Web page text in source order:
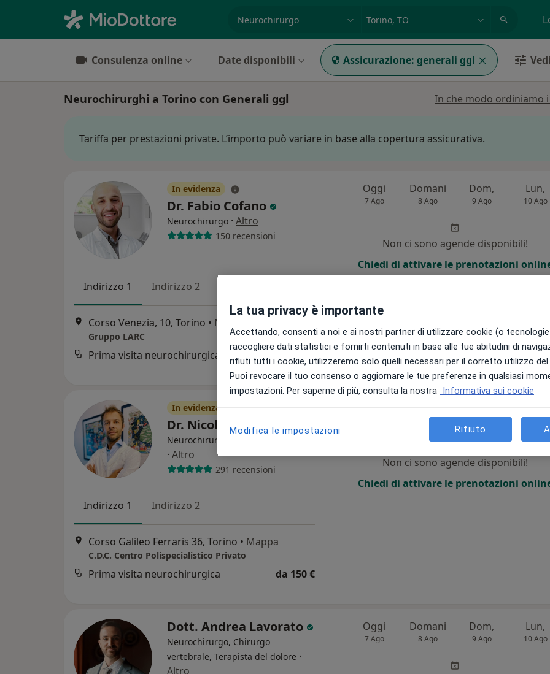
Consulenza online Date disponibili Assicurazione: generali ggl
Neurochirurghi a Torino con Generali ggl In che modo ordiniamo
Tariffa per prestazioni private. L’importo può variare in base alla copertura assicurativa.
In evidenza
Dr. Fabio Cofano
Neurochirurgo · Altro
150 recensioni
Indirizzo 1 Indirizzo 2
Corso Venezia, 10, Torino • Mappa
Gruppo LARC
Prima visita neurochirurgica da 170 €
Oggi
7 Ago
Domani
8 Ago
Dom,
9 Ago
Lun,
10 Ago
Non ci sono agende disponibili!
Chiedi di attivare le prenotazioni
In evidenza
Dr. Nicola Marengo
Neurochirurgo, Chirurgo vertebrale
· Altro
291 recensioni
Indirizzo 1 Indirizzo 2
Corso Galileo Ferraris 36, Torino • Mappa
C.D.C. Centro Polispecialistico Privato
Prima visita neurochirurgica da 150 €
8 Ago 9 Ago 10 Ago
Non ci sono agende disponibili!
Chiedi di attivare le prenotazioni
Dott. Andrea Lavorato
Neurochirurgo, Chirurgo
vertebrale, Terapista del dolore ·
Altro
Oggi
7 Ago
Domani
8 Ago
Dom,
9 Ago
Lun,
10 Ago
La tua privacy è importante
Accettando, consenti a noi e ai nostri partner di utilizzare cookie (o
raccogliere dati statistici e fornirti contenuti in base alle tue abitudini di
rifiuti tutti i cookie, utilizzeremo solo quelli necessari per il corretto utilizzo
Puoi revocare il tuo consenso o aggiornare le tue preferenze in qualsiasi
impostazioni. Per saperne di più, consulta la nostra Informativa sui cookie
Modifica le impostazioni Rifiuto